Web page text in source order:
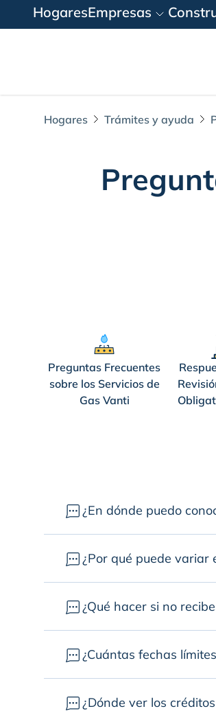
HogaresEmpresas
Hogares Trámites y ayuda
Preguntas Frecuentes
sobre los Servicios de
Gas Vanti
¿En dónde puedo
¿Por qué puede variar
¿Qué hacer si no
¿Cuántas fechas
¿Dónde ver los